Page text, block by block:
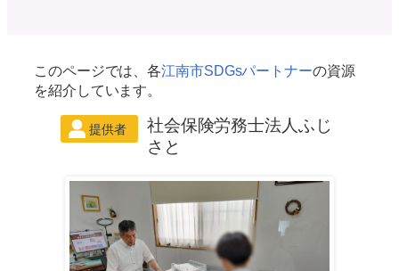
このページでは、各江南市SDGsパートナーの資源
を紹介しています。
社会保険労務士法人ふじ
さと